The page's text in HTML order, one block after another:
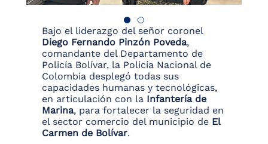
Bajo el liderazgo del señor coronel
Diego Fernando Pinzón Poveda,
comandante del Departamento de
Policía Bolívar, la Policía Nacional de
Colombia desplegó todas sus
capacidades humanas y tecnológicas,
en articulación con la Infantería de
Marina, para fortalecer la seguridad en
el sector comercio del municipio de El
Carmen de Bolívar.